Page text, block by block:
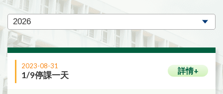
2023-08-31
1/9停課一天 詳情+